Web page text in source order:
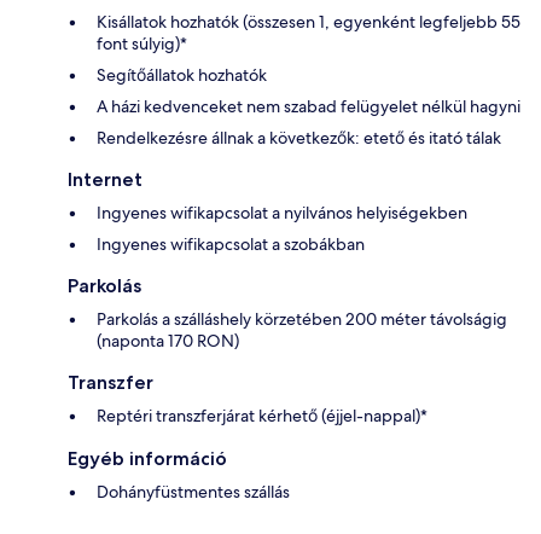
Kisállatok hozhatók (összesen 1, egyenként legfeljebb 55
font súlyig)*
Segítőállatok hozhatók
A házi kedvenceket nem szabad felügyelet nélkül hagyni
Rendelkezésre állnak a következők: etető és itató tálak
Internet
Ingyenes wifikapcsolat a nyilvános helyiségekben
Ingyenes wifikapcsolat a szobákban
Parkolás
Parkolás a szálláshely körzetében 200 méter távolságig
(naponta 170 RON)
Transzfer
Reptéri transzferjárat kérhető (éjjel-nappal)*
Egyéb információ
Dohányfüstmentes szállás